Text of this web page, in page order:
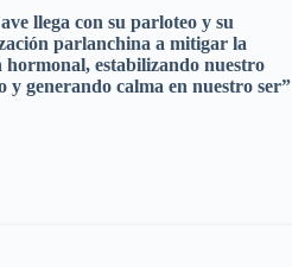
llega con su parloteo y su
parlanchina a mitigar la
hormonal, estabilizando nuestro
y generando calma en nuestro ser”